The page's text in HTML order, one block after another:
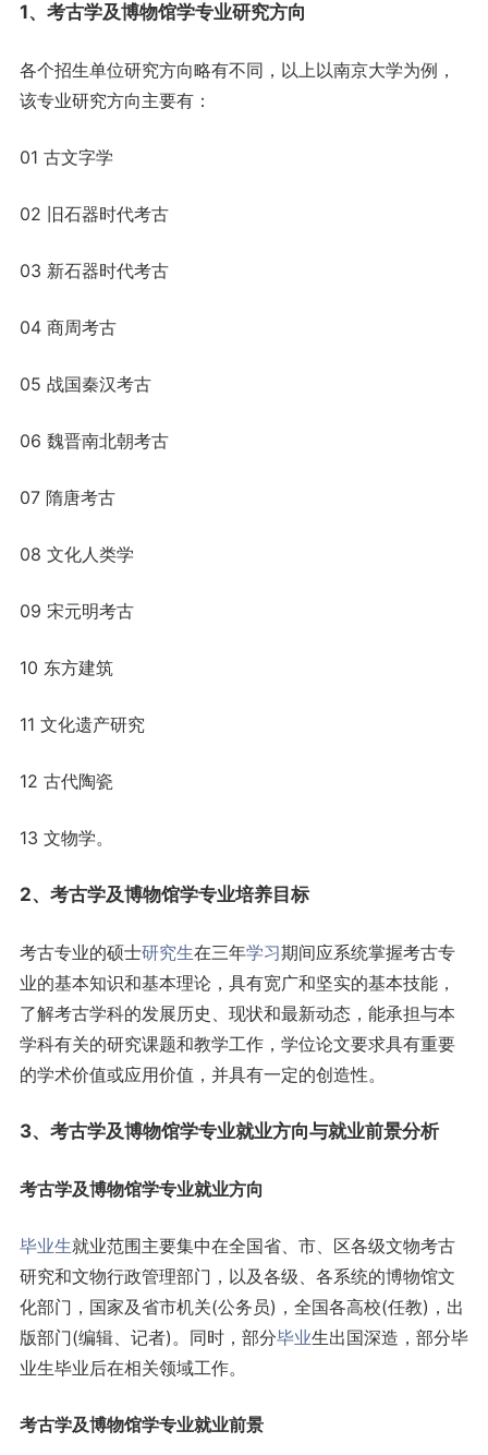
1、考古学及博物馆学专业研究方向
各个招生单位研究方向略有不同，以上以南京大学为例，
该专业研究方向主要有：
01 古文字学
02 旧石器时代考古
03 新石器时代考古
04 商周考古
05 战国秦汉考古
06 魏晋南北朝考古
07 隋唐考古
08 文化人类学
09 宋元明考古
10 东方建筑
11 文化遗产研究
12 古代陶瓷
13 文物学。
2、考古学及博物馆学专业培养目标
考古专业的硕士研究生在三年学习期间应系统掌握考古专
业的基本知识和基本理论，具有宽广和坚实的基本技能，
了解考古学科的发展历史、现状和最新动态，能承担与本
学科有关的研究课题和教学工作，学位论文要求具有重要
的学术价值或应用价值，并具有一定的创造性。
3、考古学及博物馆学专业就业方向与就业前景分析
考古学及博物馆学专业就业方向
毕业生就业范围主要集中在全国省、市、区各级文物考古
研究和文物行政管理部门，以及各级、各系统的博物馆文
化部门，国家及省市机关(公务员)，全国各高校(任教)，出
版部门(编辑、记者)。同时，部分毕业生出国深造，部分毕
业生毕业后在相关领域工作。
考古学及博物馆学专业就业前景